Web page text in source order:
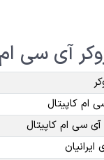
آی سی
ام کاپیتال
سی ام کاپیتال